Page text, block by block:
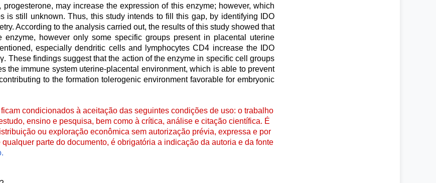
may increase the expression of this enzyme; however, which
is still unknown. Thus, this study intends to fill this gap, by identifying IDO
According to the analysis carried out, the results of this study showed that
however only some specific groups present in placental uterine
especially dendritic cells and lymphocytes CD4 increase the IDO
These findings suggest that the action of the enzyme in specific cell groups
the immune system uterine-placental environment, which is able to prevent
to the formation tolerogenic environment favorable for embryonic
condicionados à aceitação das seguintes condições de uso: o trabalho
ensino e pesquisa, bem como à crítica, análise e citação científica. É
ou exploração econômica sem autorização prévia, expressa e por
parte do documento, é obrigatória a indicação da autoria e da fonte